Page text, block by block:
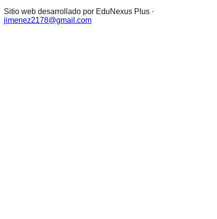
Sitio web desarrollado por EduNexus Plus ·
jimenez2178@gmail.com